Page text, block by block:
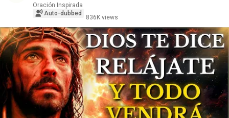
Oración Inspirada
Auto-dubbed
836K views